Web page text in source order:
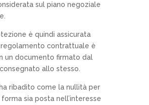
sul piano negoziale
è quindi assicurata
regolamento contrattuale è
un documento firmato dal
allo stesso.
ribadito come la nullità per
sia posta nell’interesse